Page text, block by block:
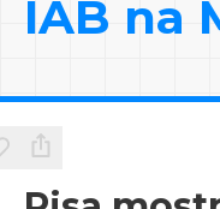
IAB na